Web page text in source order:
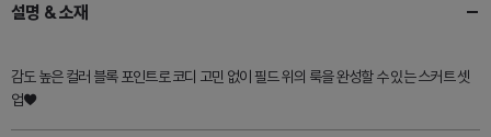
설명 & 소재
감도 높은 컬러 블록 포인트로 코디 고민 없이 필드 위의 룩을 완성할 수 있는 스커트 셋
업♥